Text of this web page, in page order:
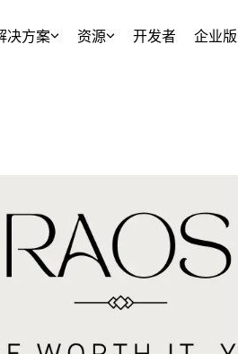
决方案 资源 开发者 企业版